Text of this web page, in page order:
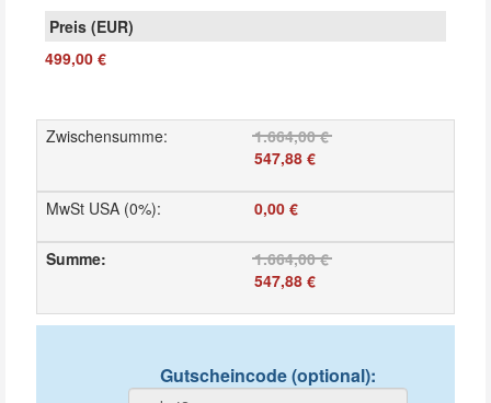
499,00 €
Zwischensumme:
1.664,00 €
547,88 €
MwSt USA (0%): 0,00 €
Summe:
1.664,00 €
547,88 €
Gutscheincode (optional):